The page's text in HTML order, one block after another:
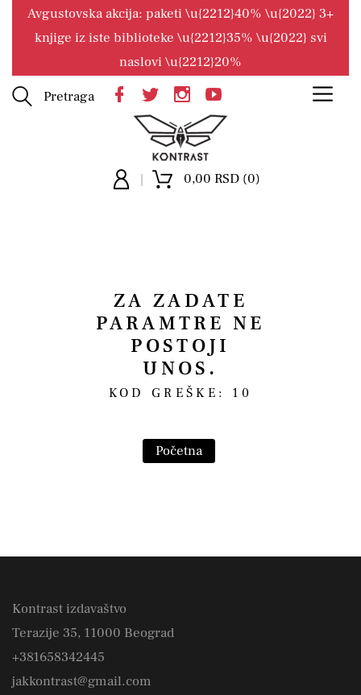
Avgustovska akcija: paketi \u{2212}40% \u{2022} 3+
knjige iz iste biblioteke \u{2212}35% \u{2022} svi
naslovi \u{2212}20%
Pretraga
0,00 RSD (0)
ZA ZADATE
PARAMTRE NE
POSTOJI
UNOS.
KOD GREŠKE: 10
Početna
Kontrast izdavaštvo
Terazije 35, 11000 Beograd
+381658342445
jakkontrast@gmail.com